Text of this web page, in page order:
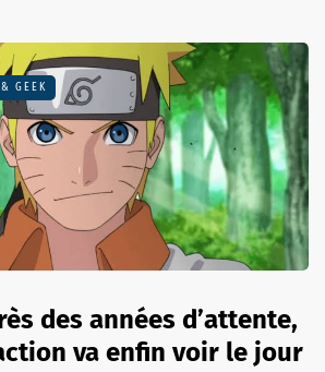
GEEK
des années d’attente,
va enfin voir le jour